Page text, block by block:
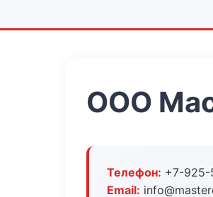
ООО
Телефон: +7-925-
Email: